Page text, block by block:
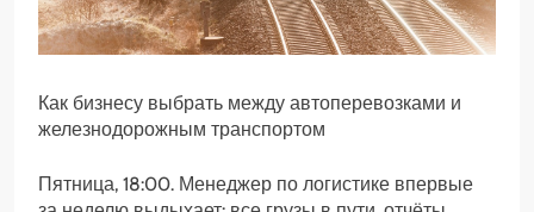
Как бизнесу выбрать между автоперевозками и
железнодорожным транспортом
Пятница, 18:00. Менеджер по логистике впервые